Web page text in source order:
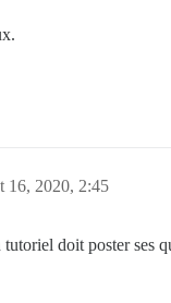
16, 2020, 2:45
doit poster ses